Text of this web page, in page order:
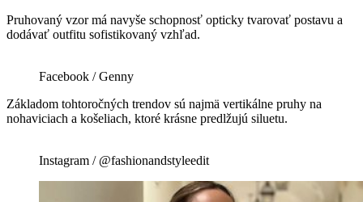
Pruhovaný vzor má navyše schopnosť opticky tvarovať postavu a
dodávať outfitu sofistikovaný vzhľad.
Facebook / Genny
Základom tohtoročných trendov sú najmä vertikálne pruhy na
nohaviciach a košeliach, ktoré krásne predlžujú siluetu.
Instagram / @fashionandstyleedit